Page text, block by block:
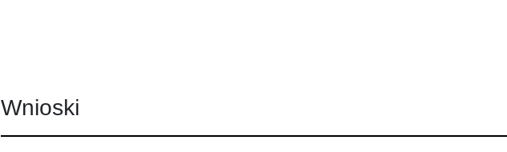
Wnioski